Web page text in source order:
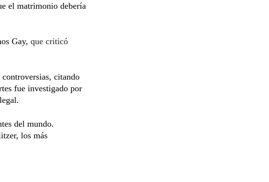
el matrimonio debería
Gay, que criticó
citando
fue investigado por
del mundo.
los más